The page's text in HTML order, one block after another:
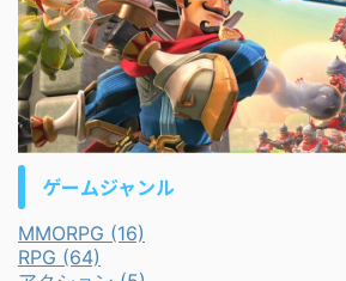
ゲームジャンル
MMORPG (16)
RPG (64)